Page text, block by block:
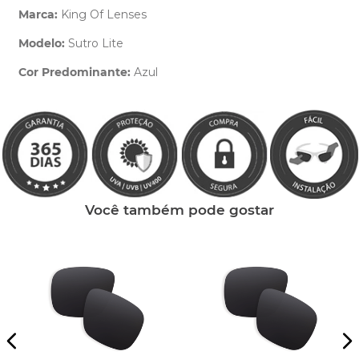
Marca: King Of Lenses
Modelo: Sutro Lite
Cor Predominante: Azul
Você também pode gostar